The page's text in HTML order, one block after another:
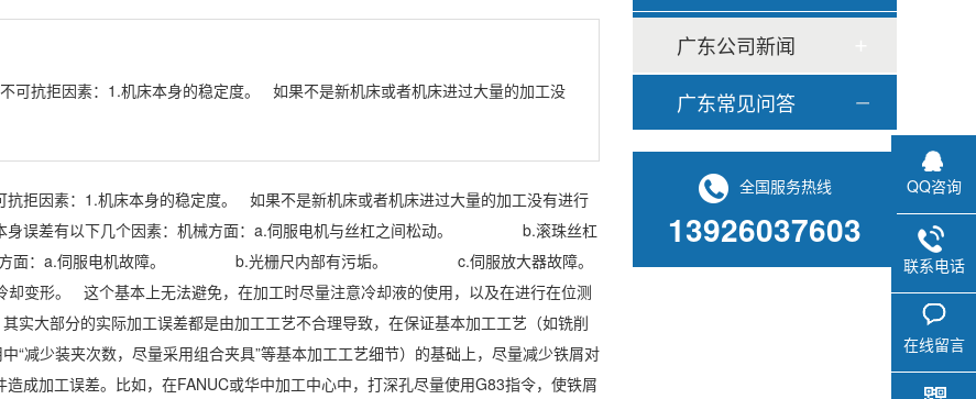
广东公司新闻
广东常见问答
全国服务热线
13926037603
可抗拒因素：1.机床本身的稳定度。 如果不是新机床或者机床进过大量的加工没
拒因素：1.机床本身的稳定度。 如果不是新机床或者机床进过大量的加工没有进行
本身误差有以下几个因素：机械方面：a.伺服电机与丝杠之间松动。 b.滚珠丝杠
面：a.伺服电机故障。 b.光栅尺内部有污垢。 c.伺服放大器故障。
变形。 这个基本上无法避免，在加工时尽量注意冷却液的使用，以及在进行在位测
大部分的实际加工误差都是由加工工艺不合理导致，在保证基本加工工艺（如铣削
“减少装夹次数，尽量采用组合夹具”等基本加工工艺细节）的基础上，尽量减少铁屑对
成加工误差。比如，在FANUC或华中加工中心中，打深孔尽量使用G83指令，使铁屑
QQ咨询
联系电话
在线留言